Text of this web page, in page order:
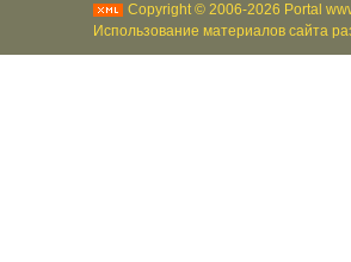
Copyright © 2006-2026 Portal
Использование материалов сайта